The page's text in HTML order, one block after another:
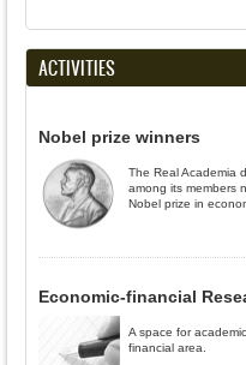
ACTIVITIES
Nobel prize winners
The Real Academia
among its members
Nobel prize in
Economic-financial
A space for
financial area.